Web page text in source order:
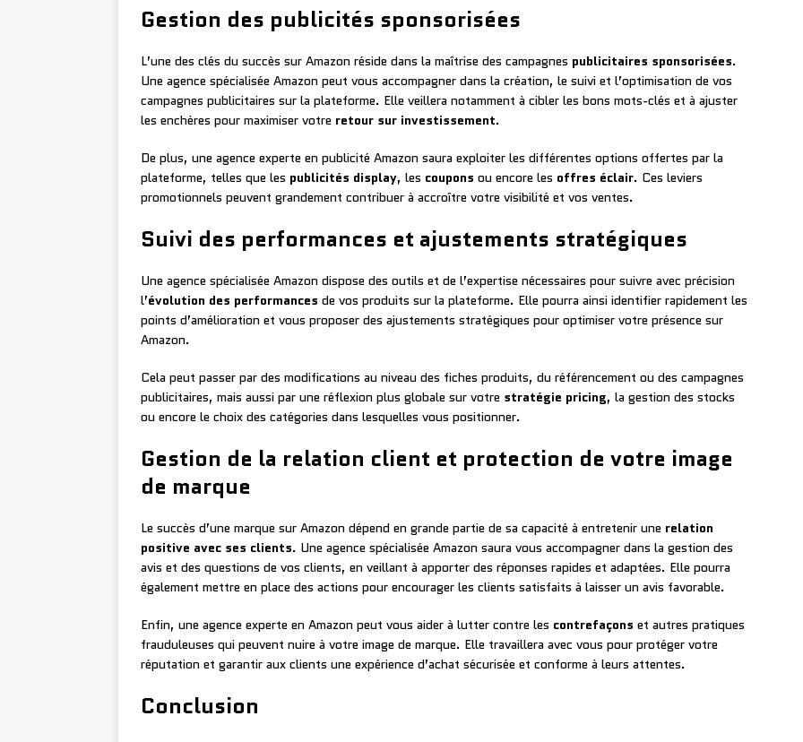
Gestion des publicités sponsorisées
L’une des clés du succès sur Amazon réside dans la maîtrise des campagnes publicitaires sponsorisées.
Une agence spécialisée Amazon peut vous accompagner dans la création, le suivi et l’optimisation de vos
campagnes publicitaires sur la plateforme. Elle veillera notamment à cibler les bons mots-clés et à ajuster
les enchères pour maximiser votre retour sur investissement.
De plus, une agence experte en publicité Amazon saura exploiter les différentes options offertes par la
plateforme, telles que les publicités display, les coupons ou encore les offres éclair. Ces leviers
promotionnels peuvent grandement contribuer à accroître votre visibilité et vos ventes.
Suivi des performances et ajustements stratégiques
Une agence spécialisée Amazon dispose des outils et de l’expertise nécessaires pour suivre avec précision
l’évolution des performances de vos produits sur la plateforme. Elle pourra ainsi identifier rapidement les
points d’amélioration et vous proposer des ajustements stratégiques pour optimiser votre présence sur
Amazon.
Cela peut passer par des modifications au niveau des fiches produits, du référencement ou des campagnes
publicitaires, mais aussi par une réflexion plus globale sur votre stratégie pricing, la gestion des stocks
ou encore le choix des catégories dans lesquelles vous positionner.
Gestion de la relation client et protection de votre image
de marque
Le succès d’une marque sur Amazon dépend en grande partie de sa capacité à entretenir une relation
positive avec ses clients. Une agence spécialisée Amazon saura vous accompagner dans la gestion des
avis et des questions de vos clients, en veillant à apporter des réponses rapides et adaptées. Elle pourra
également mettre en place des actions pour encourager les clients satisfaits à laisser un avis favorable.
Enfin, une agence experte en Amazon peut vous aider à lutter contre les contrefaçons et autres pratiques
frauduleuses qui peuvent nuire à votre image de marque. Elle travaillera avec vous pour protéger votre
réputation et garantir aux clients une expérience d’achat sécurisée et conforme à leurs attentes.
Conclusion